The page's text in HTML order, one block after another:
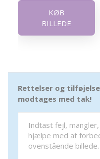
KØB
BILLEDE
Rettelser og
modtages med tak!